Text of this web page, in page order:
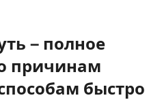
– полное
причинам
быстро